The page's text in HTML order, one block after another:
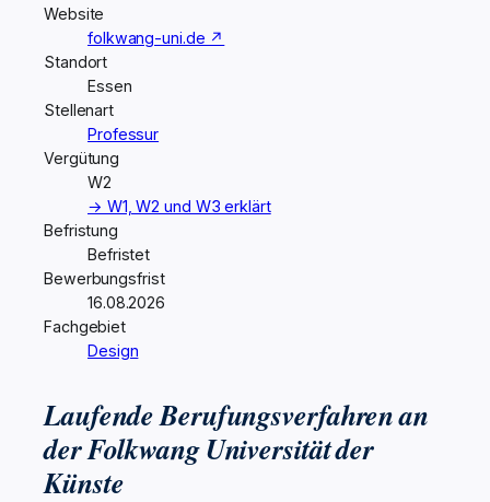
Website
folkwang-uni.de ↗
Standort
Essen
Stellenart
Professur
Vergütung
W2
→ W1, W2 und W3 erklärt
Befristung
Befristet
Bewerbungsfrist
16.08.2026
Fachgebiet
Design
Laufende Berufungsverfahren an
der Folkwang Universität der
Künste